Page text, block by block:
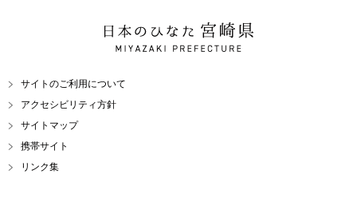
日本のひなた 宮崎県
MIYAZAKI PREFECTURE
サイトのご利用について
アクセシビリティ方針
サイトマップ
携帯サイト
リンク集